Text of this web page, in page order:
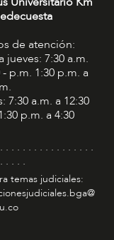
de atención:
jueves: 7:30 a.m.
- p.m. 1:30 p.m. a
7:30 a.m. a 12:30
p.m. a 4:30
. . . . . . . . . . . . . . . .
. . . .
temas judiciales: